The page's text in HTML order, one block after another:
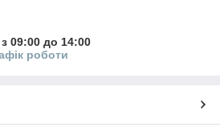
09:00 до 14:00
роботи